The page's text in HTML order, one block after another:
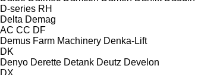
D-series RH
Delta Demag
AC CC DF
Demus Farm Machinery Denka-Lift
DK
Denyo Derette Detank Deutz Develon
DX